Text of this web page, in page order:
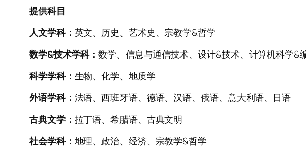
提供科目
人文学科： 英文、历史、艺术史、宗教学&哲学
数学&技术学科：数学、信息与通信技术、设计&技术、计算机科学&
科学学科： 生物、化学、地质学
外语学科： 法语、西班牙语、德语、汉语、俄语、意大利语、日语
古典文学： 拉丁语、希腊语、古典文明
社会学科： 地理、政治、经济、宗教学&哲学